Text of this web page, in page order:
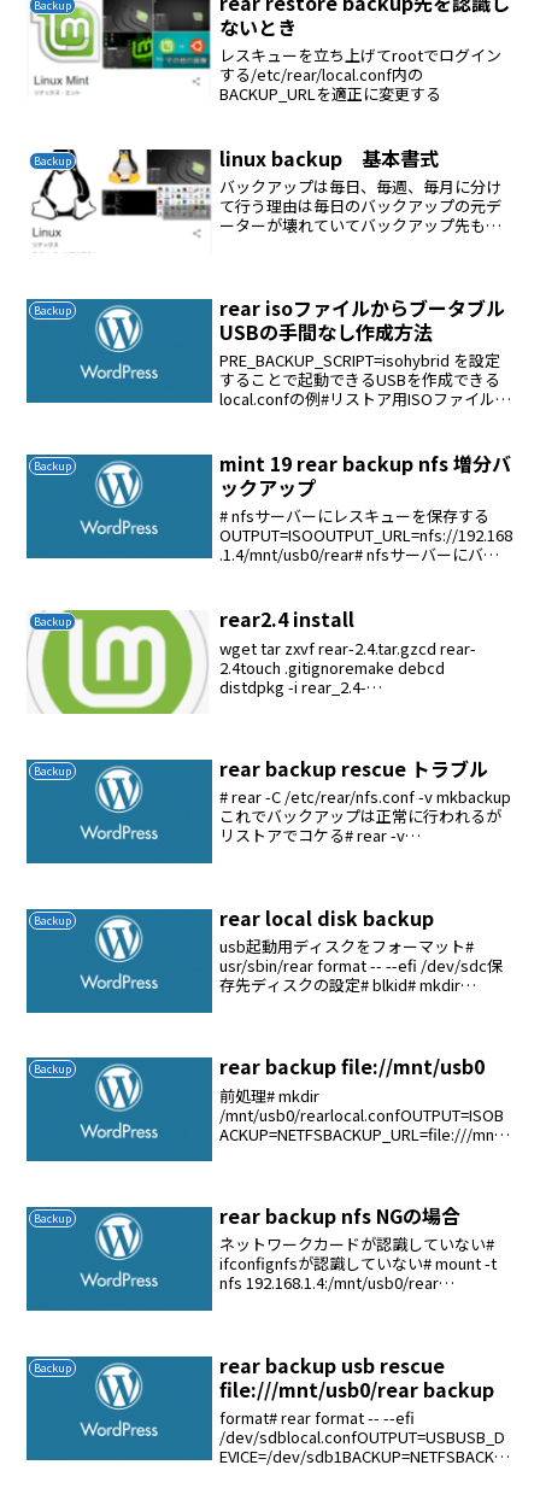
Backup
ないとき
レスキューを立ち上げてrootでログイン
する/etc/rear/local.conf内の
BACKUP_URLを適正に変更する
Backup linux backup 基本書式
バックアップは毎日、毎週、毎月に分け
て行う理由は毎日のバックアップの元デ
ーターが壊れていてバックアップ先も壊
かけない）、増分バ...
Backup
rear isoファイルからブータブル
USBの手間なし作成方法
PRE_BACKUP_SCRIPT=isohybrid を設定
することで起動できるUSBを作成できる
local.confの例#リストア用ISOファイルを
Backup
mint 19 rear backup nfs 増分バ
ックアップ
# nfsサーバーにレスキューを保存する
OUTPUT=ISOOUTPUT_URL=nfs://192.168
.1.4/mnt/usb0/rear# nfsサーバーにバッ
Backup rear2.4 install
wget tar zxvf rear-2.4.tar.gzcd rear-
2.4touch .gitignoremake debcd
distdpkg -i rear_2.4-
Backup rear backup rescue トラブル
# rear -C /etc/rear/nfs.conf -v mkbackup
これでバックアップは正常に行われるが
リストアでコケる# rear -v
Backup rear local disk backup
usb起動用ディスクをフォーマット#
usr/sbin/rear format -- --efi /dev/sdc保
存先ディスクの設定# blkid# mkdir
Backup rear backup file://mnt/usb0
前処理# mkdir
/mnt/usb0/rearlocal.confOUTPUT=ISOB
ACKUP=NETFSBACKUP_URL=file:///mnt/
Backup rear backup nfs NGの場合
ネットワークカードが認識していない#
ifconfignfsが認識していない# mount -t
nfs 192.168.1.4:/mnt/usb0/rear
Backup
rear backup usb rescue
file:///mnt/usb0/rear backup
format# rear format -- --efi
/dev/sdblocal.confOUTPUT=USBUSB_D
EVICE=/dev/sdb1BACKUP=NETFSBACKU